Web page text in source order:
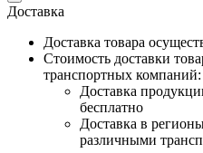
Доставка
Доставка товара
Cтоимость доставки
транспортных компаний:
Доставка
бесплатно
Доставка в
различными